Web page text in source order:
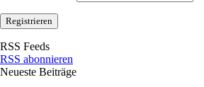
RSS Feeds
RSS abonnieren
Neueste Beiträge